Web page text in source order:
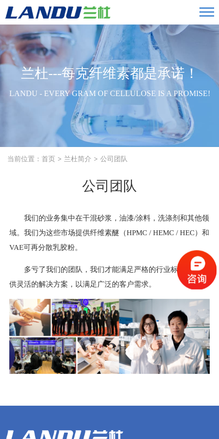
兰杜---每克纤维素都是承诺！
LANDU - EVERY GRAM OF CELLULOSE IS A PROMISE!
当前位置： 首页 兰杜简介 公司团队
公司团队
我们的业务集中在干混砂浆，油漆/涂料，洗涤剂和其他领
域。我们为这些市场提供纤维素醚（HPMC / HEMC / HEC）和
VAE可再分散乳胶粉。
多亏了我们的团队，我们才能满足严格的行业标准，并提
供灵活的解决方案，以满足广泛的客户需求。